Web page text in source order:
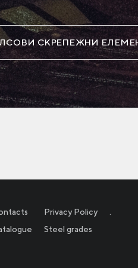
СКРЕПЕЖНИ
Privacy Policy
Steel grades
.